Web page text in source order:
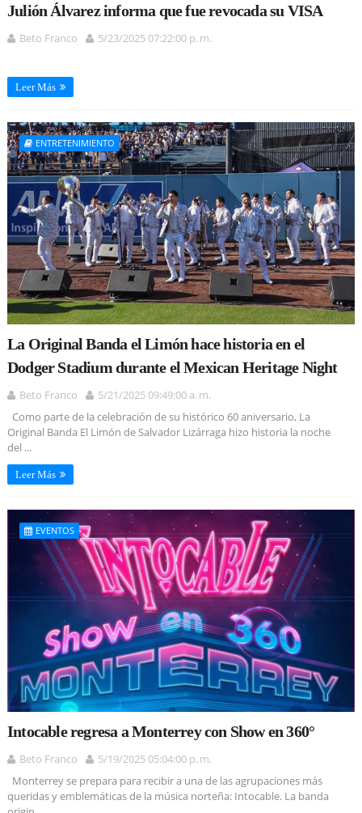
Julión Álvarez informa que fue revocada su VISA
Beto Franco 5/23/2025 07:22:00 p. m.
Leer Más
ENTRETENIMIENTO
La Original Banda el Limón hace historia en el
Dodger Stadium durante el Mexican Heritage Night
Beto Franco
5/21/2025 09:49:00 a. m.
Como parte de la celebración de su histórico 60 aniversario, La
Original Banda El Limón de Salvador Lizárraga hizo historia la noche
del ...
Leer Más
EVENTOS
Intocable regresa a Monterrey con Show en 360°
Beto Franco
5/19/2025 05:04:00 p. m.
Monterrey se prepara para recibir a una de las agrupaciones más
queridas y emblemáticas de la música norteña: Intocable. La banda